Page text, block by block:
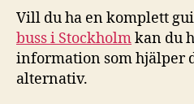
Vill du ha en komplett
buss i Stockholmkan du
information som hjälper
alternativ.